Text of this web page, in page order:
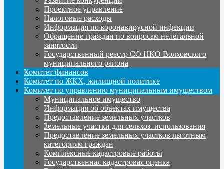
Проектное управление
Налоговые расходы
Информация по коронавирусной инфекции
Обращение граждан по вопросам нелегальной
занятости
Государственный реестр СО НКО Волховского
муниципального района
Комитет финансов
Комитет по ЖКХ, жилищной политике
Комитет по управлению муниципальным имуществом
Муниципальное имущество
Информация об объектах имущества
Предоставление земельных участков
Земельные участки для сельхоз. использования
Предоставление земельных участков льготным
категориям граждан
Комплексные кадастровые работы
Государственная кадастровая оценка